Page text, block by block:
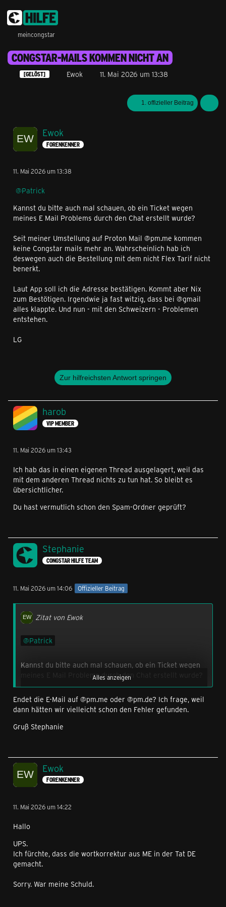
meincongstar
CONGSTAR-MAILS KOMMEN NICHT AN
[GELÖST] Ewok 11. Mai 2026 um 13:38
1. offizieller Beitrag
Ewok
FORENKENNER
11. Mai 2026 um 13:38
Patrick
Kannst du bitte auch mal schauen, ob ein Ticket wegen
meines E Mail Problems durch den Chat erstellt wurde?
Seit meiner Umstellung auf Proton Mail @pm.me kommen
keine Congstar mails mehr an. Wahrscheinlich hab ich
deswegen auch die Bestellung mit dem nicht Flex Tarif nicht
benerkt.
Laut App soll ich die Adresse bestätigen. Kommt aber Nix
zum Bestötigen. Irgendwie ja fast witzig, dass bei @gmail
alles klappte. Und nun - mit den Schweizern - Problemen
entstehen.
LG
Zur hilfreichsten Antwort springen
harob
VIP MEMBER
11. Mai 2026 um 13:43
Ich hab das in einen eigenen Thread ausgelagert, weil das
mit dem anderen Thread nichts zu tun hat. So bleibt es
übersichtlicher.
Du hast vermutlich schon den Spam-Ordner geprüft?
Stephanie
CONGSTAR HILFE TEAM
11. Mai 2026 um 14:06 Offizieller Beitrag
Zitat von Ewok
Patrick
Kannst du bitte auch mal schauen, ob ein Ticket wegen
meines E Mail Problems durch den Chat erstellt wurde?
Seit meiner Umstellung auf Proton Mail @pm.me
kommen keine Congstar mails mehr an. Wahrscheinlich
hab ich deswegen auch die Bestellung mit dem nicht
Flex Tarif nicht benerkt.
Nix zum Bestötigen. Irgendwie ja fast witzig, dass bei
@gmail alles klappte. Und nun - mit den Schweizern -
Problemen entstehen.
Alles anzeigen
Endet die E-Mail auf @pm.me oder @pm.de? Ich frage, weil
dann hätten wir vielleicht schon den Fehler gefunden.
Gruß Stephanie
Ewok
FORENKENNER
11. Mai 2026 um 14:22
Hallo
UPS.
Ich fürchte, dass die wortkorrektur aus ME in der Tat DE
gemacht.
Sorry. War meine Schuld.